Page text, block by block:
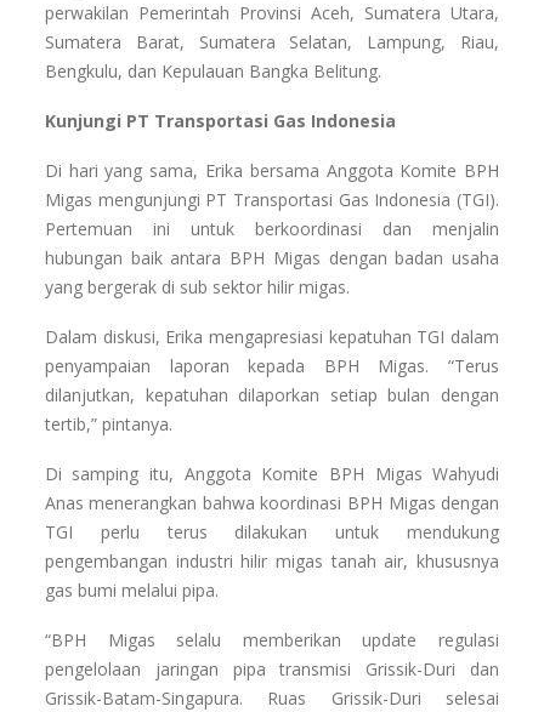
perwakilan Pemerintah Provinsi Aceh, Sumatera Utara,
Sumatera Barat, Sumatera Selatan, Lampung, Riau,
Bengkulu, dan Kepulauan Bangka Belitung.
Kunjungi PT Transportasi Gas Indonesia
Di hari yang sama, Erika bersama Anggota Komite BPH
Migas mengunjungi PT Transportasi Gas Indonesia (TGI).
Pertemuan ini untuk berkoordinasi dan menjalin
hubungan baik antara BPH Migas dengan badan usaha
yang bergerak di sub sektor hilir migas.
Dalam diskusi, Erika mengapresiasi kepatuhan TGI dalam
penyampaian laporan kepada BPH Migas. “Terus
dilanjutkan, kepatuhan dilaporkan setiap bulan dengan
tertib,” pintanya.
Di samping itu, Anggota Komite BPH Migas Wahyudi
Anas menerangkan bahwa koordinasi BPH Migas dengan
TGI perlu terus dilakukan untuk mendukung
pengembangan industri hilir migas tanah air, khususnya
gas bumi melalui pipa.
“BPH Migas selalu memberikan update regulasi
pengelolaan jaringan pipa transmisi Grissik-Duri dan
Grissik-Batam-Singapura. Ruas Grissik-Duri selesai